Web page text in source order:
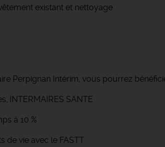
existant et nettoyage
Perpignan Intérim, vous pourrez
INTERMAIRES SANTE
à 10 %
de vie avec le FASTT